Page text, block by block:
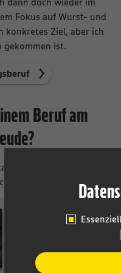
Fokus auf Wurst- und
konkretes Ziel, aber ich
gekommen ist.
Beruf am
zur Kundschaft, aber
mir viel Spaß.
Essenziell